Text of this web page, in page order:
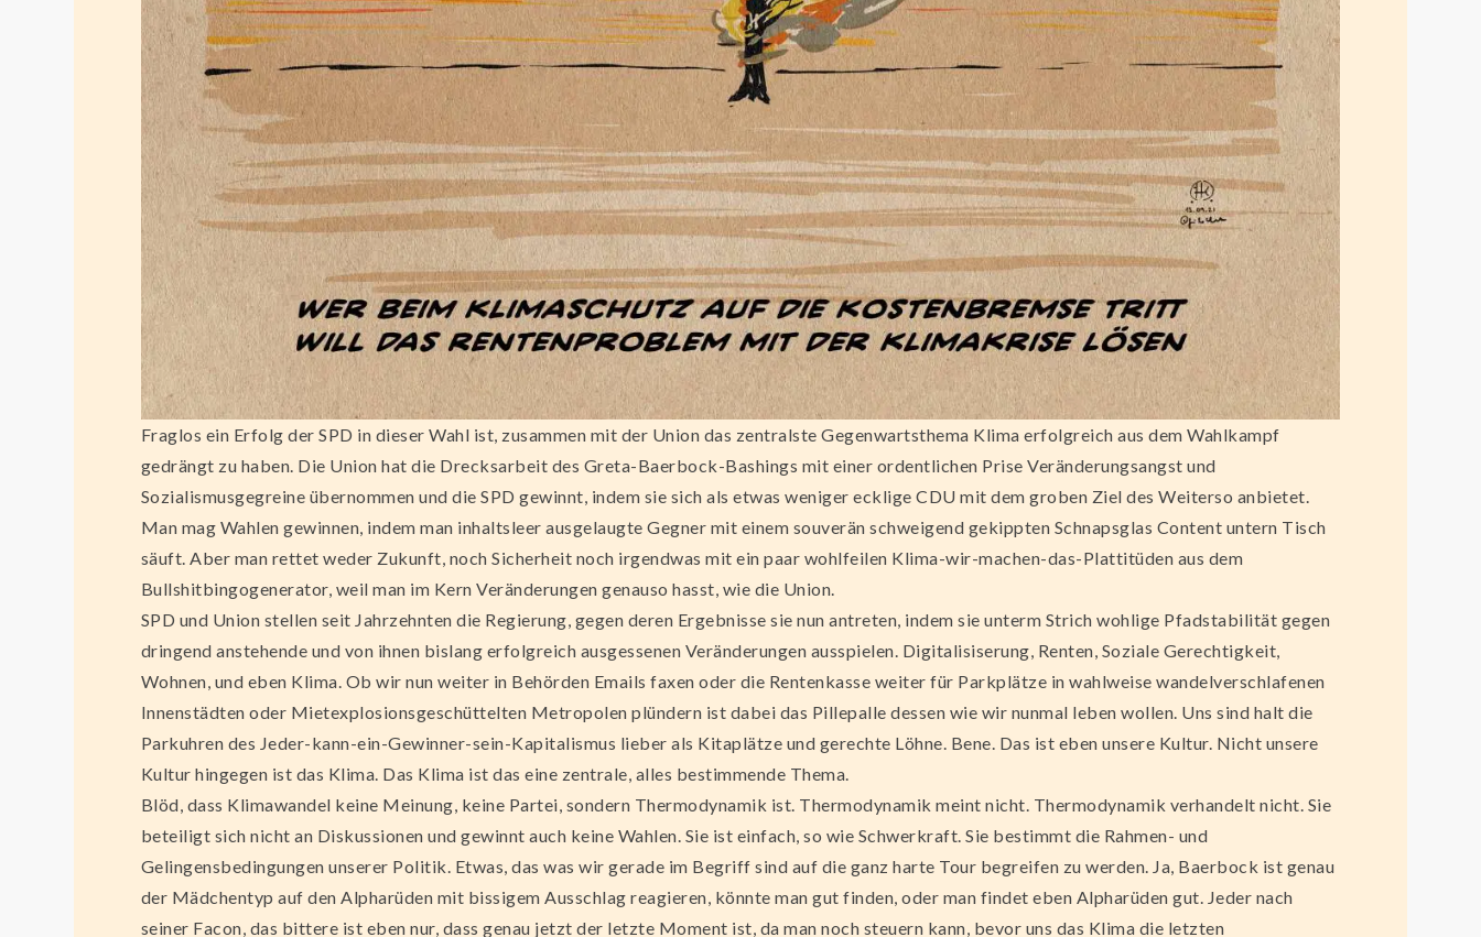
Fraglos ein Erfolg der SPD in dieser Wahl ist, zusammen mit der Union das zentralste Gegenwartsthema Klima erfolgreich aus dem Wahlkampf
gedrängt zu haben. Die Union hat die Drecksarbeit des Greta-Baerbock-Bashings mit einer ordentlichen Prise Veränderungsangst und
Sozialismusgegreine übernommen und die SPD gewinnt, indem sie sich als etwas weniger ecklige CDU mit dem groben Ziel des Weiterso anbietet.
Man mag Wahlen gewinnen, indem man inhaltsleer ausgelaugte Gegner mit einem souverän schweigend gekippten Schnapsglas Content untern Tisch
säuft. Aber man rettet weder Zukunft, noch Sicherheit noch irgendwas mit ein paar wohlfeilen Klima-wir-machen-das-Plattitüden aus dem
Bullshitbingogenerator, weil man im Kern Veränderungen genauso hasst, wie die Union.
SPD und Union stellen seit Jahrzehnten die Regierung, gegen deren Ergebnisse sie nun antreten, indem sie unterm Strich wohlige Pfadstabilität gegen
dringend anstehende und von ihnen bislang erfolgreich ausgessenen Veränderungen ausspielen. Digitalisiserung, Renten, Soziale Gerechtigkeit,
Wohnen, und eben Klima. Ob wir nun weiter in Behörden Emails faxen oder die Rentenkasse weiter für Parkplätze in wahlweise wandelverschlafenen
Innenstädten oder Mietexplosionsgeschüttelten Metropolen plündern ist dabei das Pillepalle dessen wie wir nunmal leben wollen. Uns sind halt die
Parkuhren des Jeder-kann-ein-Gewinner-sein-Kapitalismus lieber als Kitaplätze und gerechte Löhne. Bene. Das ist eben unsere Kultur. Nicht unsere
Kultur hingegen ist das Klima. Das Klima ist das eine zentrale, alles bestimmende Thema.
Blöd, dass Klimawandel keine Meinung, keine Partei, sondern Thermodynamik ist. Thermodynamik meint nicht. Thermodynamik verhandelt nicht. Sie
beteiligt sich nicht an Diskussionen und gewinnt auch keine Wahlen. Sie ist einfach, so wie Schwerkraft. Sie bestimmt die Rahmen- und
Gelingensbedingungen unserer Politik. Etwas, das was wir gerade im Begriff sind auf die ganz harte Tour begreifen zu werden. Ja, Baerbock ist genau
der Mädchentyp auf den Alpharüden mit bissigem Ausschlag reagieren, könnte man gut finden, oder man findet eben Alpharüden gut. Jeder nach
seiner Facon, das bittere ist eben nur, dass genau jetzt der letzte Moment ist, da man noch steuern kann, bevor uns das Klima die letzten